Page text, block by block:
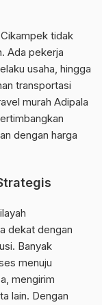
tidak
Ada pekerja
usaha, hingga
transportasi
murah Adipala
dengan harga
dekat dengan
Banyak
menuju
mengirim
lain. Dengan